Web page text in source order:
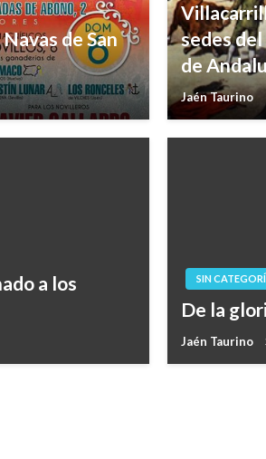
de San
sedes del
de
Jaén Taurino
a los
SIN
De la
Jaén Taurino